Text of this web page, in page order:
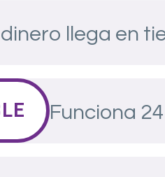
dinero llega en
Funciona